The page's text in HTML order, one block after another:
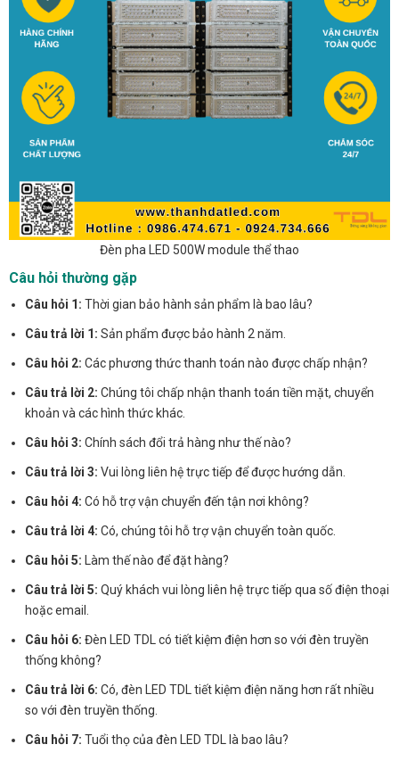
Đèn pha LED 500W module thể thao
Câu hỏi thường gặp
Câu hỏi 1: Thời gian bảo hành sản phẩm là bao lâu?
Câu trả lời 1: Sản phẩm được bảo hành 2 năm.
Câu hỏi 2: Các phương thức thanh toán nào được chấp nhận?
Câu trả lời 2: Chúng tôi chấp nhận thanh toán tiền mặt, chuyển
khoản và các hình thức khác.
Câu hỏi 3: Chính sách đổi trả hàng như thế nào?
Câu trả lời 3: Vui lòng liên hệ trực tiếp để được hướng dẫn.
Câu hỏi 4: Có hỗ trợ vận chuyển đến tận nơi không?
Câu trả lời 4: Có, chúng tôi hỗ trợ vận chuyển toàn quốc.
Câu hỏi 5: Làm thế nào để đặt hàng?
Câu trả lời 5: Quý khách vui lòng liên hệ trực tiếp qua số điện thoại
hoặc email.
Câu hỏi 6: Đèn LED TDL có tiết kiệm điện hơn so với đèn truyền
thống không?
Câu trả lời 6: Có, đèn LED TDL tiết kiệm điện năng hơn rất nhiều
so với đèn truyền thống.
Câu hỏi 7: Tuổi thọ của đèn LED TDL là bao lâu?